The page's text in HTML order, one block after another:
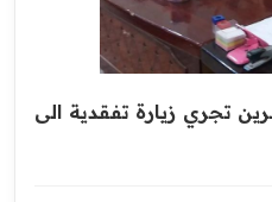
تجري زيارة تفقدية الى